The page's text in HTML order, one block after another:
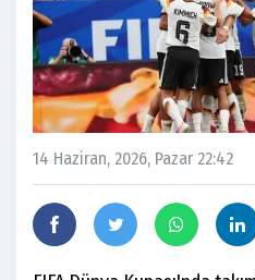
14 Haziran, 2026, Pazar 22:42